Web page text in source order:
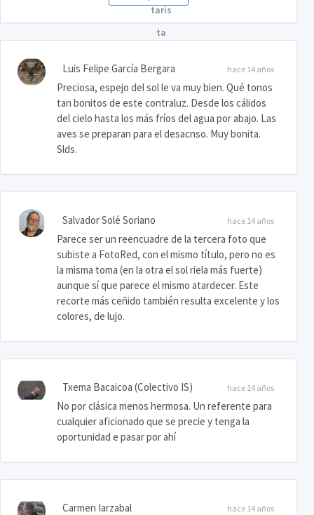
hace 14 años
Luis Felipe García Bergara
Preciosa, espejo del sol le va muy bien. Qué tonos
tan bonitos de este contraluz. Desde los cálidos
del cielo hasta los más fríos del agua por abajo. Las
aves se preparan para el desacnso. Muy bonita.
Slds.
hace 14 años
Salvador Solé Soriano
Parece ser un reencuadre de la tercera foto que
subiste a FotoRed, con el mismo título, pero no es
la misma toma (en la otra el sol riela más fuerte)
aunque sí que parece el mismo atardecer. Este
recorte más ceñido también resulta excelente y los
colores, de lujo.
hace 14 años
Txema Bacaicoa (Colectivo IS)
No por clásica menos hermosa. Un referente para
cualquier aficionado que se precie y tenga la
oportunidad e pasar por ahí
hace 14 años
Carmen Iarzabal